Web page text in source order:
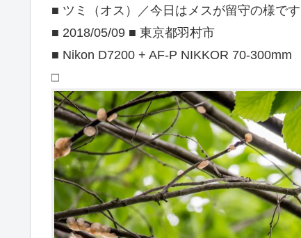
■ ツミ（オス）／今日はメスが留守の様です
■ 2018/05/09 ■ 東京都羽村市
■ Nikon D7200 + AF-P NIKKOR 70-300mm
□